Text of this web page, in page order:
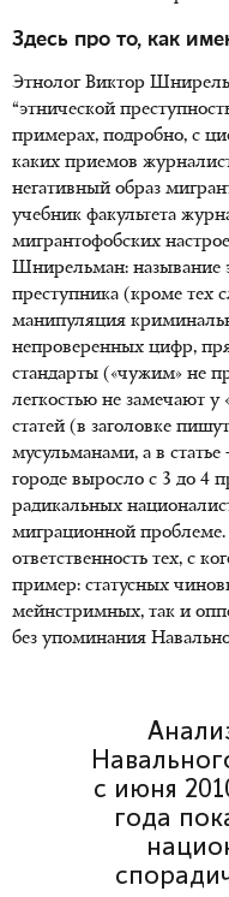
Здесь про то, как
Этнолог Виктор
“этнической
примерах, подробно, с
каких приемов
негативный образ
учебник факультета
мигрантофобских
Шнирельман: называние
преступника (кроме тех
манипуляция
непроверенных цифр,
стандарты («чужим» не
легкостью не замечают у
статей (в заголовке
мусульманами, а в
городе выросло с 3 до 4
радикальных
миграционной
ответственность тех, с
пример: статусных
мейнстримных, так и
без упоминания
с июня
года